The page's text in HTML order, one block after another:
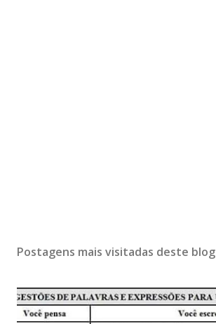
Postagens mais visitadas deste blog